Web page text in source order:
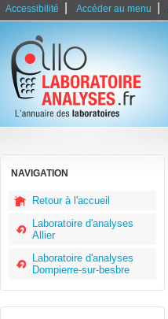
Accessibilité Accéder au menu
NAVIGATION
Retour à l'accueil
Laboratoire d'analyses
Allier
Laboratoire d'analyses
Dompierre-sur-besbre